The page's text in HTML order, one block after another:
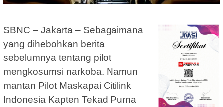
SBNC – Jakarta – Sebagaimana
yang dihebohkan berita
sebelumnya tentang pilot
mengkosumsi narkoba. Namun
mantan Pilot Maskapai Citilink
Indonesia Kapten Tekad Purna